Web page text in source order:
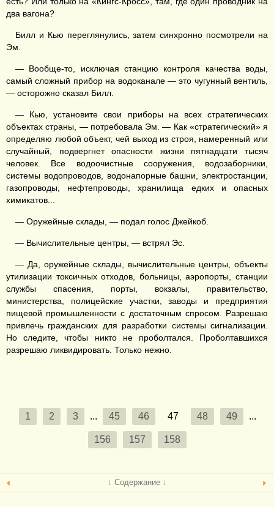
два вагона?
Билл и Кью переглянулись, затем синхронно посмотрели на
Эм.
— Вообще-то, исключая станцию контроля качества воды,
самый сложный прибор на водоканале — это чугунный вентиль,
— осторожно сказал Билл.
— Кью, установите свои приборы на всех стратегических
объектах страны, — потребовала Эм. — Как «стратегический» я
определяю любой объект, чей выход из строя, намеренный или
случайный, подвергнет опасности жизни пятнадцати тысяч
человек. Все водоочистные сооружения, водозаборники,
системы водопроводов, водонапорные башни, электростанции,
газопроводы, нефтепроводы, хранилища едких и опасных
химикатов...
— Оружейные склады, — подал голос Джейкоб.
— Вычислительные центры, — встрял Эс.
— Да, оружейные склады, вычислительные центры, объекты
утилизации токсичных отходов, больницы, аэропорты, станции
службы спасения, порты, вокзалы, правительство,
министерства, полицейские участки, заводы и предприятия
пищевой промышленности с достаточным спросом. Разрешаю
привлечь гражданских для разработки системы сигнализации.
Но следите, чтобы никто не проболтался. Проболтавшихся
разрешаю ликвидировать. Только нежно.
1 2 3 ... 45 46 47 48 49 ...
156 157 158
↓ Содержание ↓